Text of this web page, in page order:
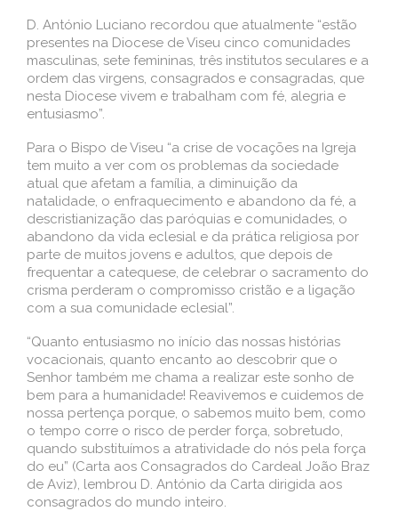
D. António Luciano recordou que atualmente “estão
presentes na Diocese de Viseu cinco comunidades
masculinas, sete femininas, três institutos seculares e a
ordem das virgens, consagrados e consagradas, que
nesta Diocese vivem e trabalham com fé, alegria e
entusiasmo”.
Para o Bispo de Viseu “a crise de vocações na Igreja
tem muito a ver com os problemas da sociedade
atual que afetam a família, a diminuição da
natalidade, o enfraquecimento e abandono da fé, a
descristianização das paróquias e comunidades, o
abandono da vida eclesial e da prática religiosa por
parte de muitos jovens e adultos, que depois de
frequentar a catequese, de celebrar o sacramento do
crisma perderam o compromisso cristão e a ligação
com a sua comunidade eclesial”.
“Quanto entusiasmo no início das nossas histórias
vocacionais, quanto encanto ao descobrir que o
Senhor também me chama a realizar este sonho de
bem para a humanidade! Reavivemos e cuidemos de
nossa pertença porque, o sabemos muito bem, como
o tempo corre o risco de perder força, sobretudo,
quando substituímos a atratividade do nós pela força
do eu” (Carta aos Consagrados do Cardeal João Braz
de Aviz), lembrou D. António da Carta dirigida aos
consagrados do mundo inteiro.